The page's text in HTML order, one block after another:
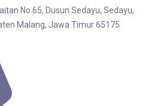
No.65, Dusun Sedayu, Sedayu,
Malang, Jawa Timur 65175